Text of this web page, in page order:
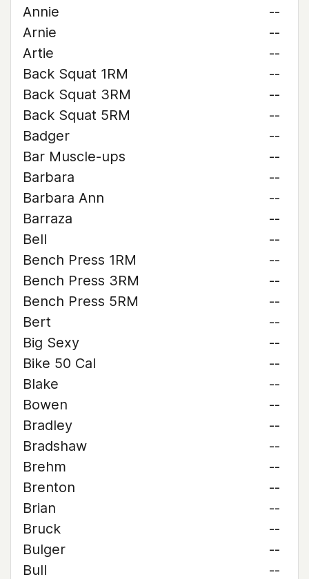
Annie
--
Arnie
--
Artie
--
Back Squat 1RM
--
Back Squat 3RM
--
Back Squat 5RM
--
Badger
--
Bar Muscle-ups
--
Barbara
--
Barbara Ann
--
Barraza
--
Bell
--
Bench Press 1RM
--
Bench Press 3RM
--
Bench Press 5RM
--
Bert
--
Big Sexy
--
Bike 50 Cal
--
Blake
--
Bowen
--
Bradley
--
Bradshaw
--
Brehm
--
Brenton
--
Brian
--
Bruck
--
Bulger
--
Bull
--